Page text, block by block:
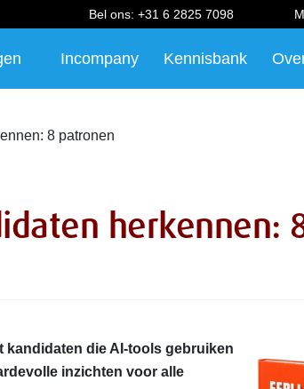
Bel ons: +31 6 2825 7098
Incompany Kennisbank
8 patronen
herkennen:
kandidaten die AI-tools gebruiken
inzichten voor alle